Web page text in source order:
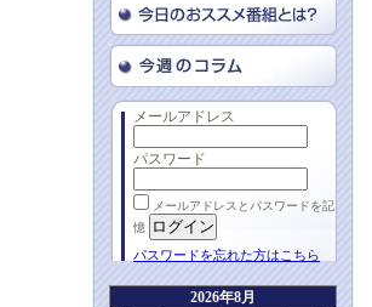
メールアドレス
パスワード
メールアドレスとパスワードを記
憶
パスワードを忘れた方はこちら
2026年8月